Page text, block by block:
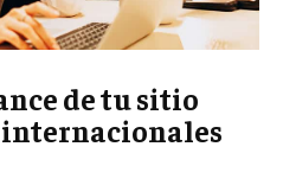
de tu sitio
internacionales